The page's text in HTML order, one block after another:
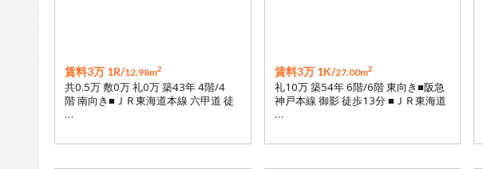
賃料3万 1R/12.98m2
共0.5万 敷0万 礼0万 築43年 4階/4
階 南向き■ＪＲ東海道本線 六甲道 徒
…
賃料3万 1K/27.00m2
礼10万 築54年 6階/6階 東向き■阪急
神戸本線 御影 徒歩13分 ■ＪＲ東海道
…